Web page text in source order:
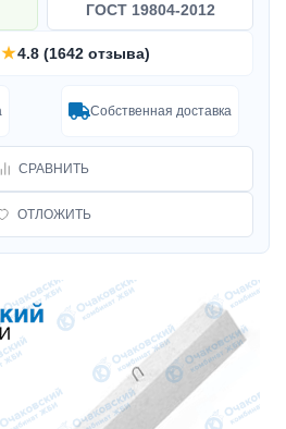
ГОСТ 19804-2012
4.8 (1642 отзыва)
Собственная доставка
СРАВНИТЬ
ОТЛОЖИТЬ